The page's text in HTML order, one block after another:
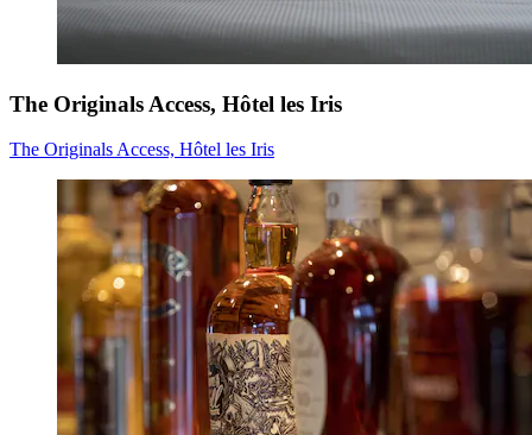
The Originals Access, Hôtel les Iris
The Originals Access, Hôtel les Iris